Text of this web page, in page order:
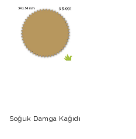
Soğuk Damga Kağıdı